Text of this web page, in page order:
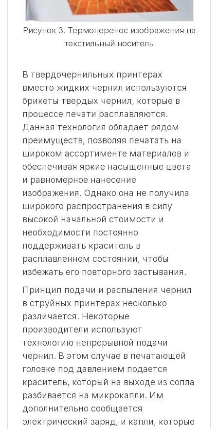
Рисунок 3. Термоперенос изображения на
текстильный носитель
В твердочернильных принтерах
вместо жидких чернил используются
брикеты твердых чернил, которые в
процессе печати расплавляются.
Данная технология обладает рядом
преимуществ, позволяя печатать на
широком ассортименте материалов и
обеспечивая яркие насыщенные цвета
и равномерное нанесение
изображения. Однако она не получила
широкого распространения в силу
высокой начальной стоимости и
необходимости постоянно
поддерживать краситель в
расплавленном состоянии, чтобы
избежать его повторного застывания.
Принцип подачи и распыления чернил
в струйных принтерах несколько
различается. Некоторые
производители используют
технологию непрерывной подачи
чернил. В этом случае в печатающей
головке под давлением подается
краситель, который на выходе из сопла
разбивается на микрокапли. Им
дополнительно сообщается
электрический заряд, и капли, которые